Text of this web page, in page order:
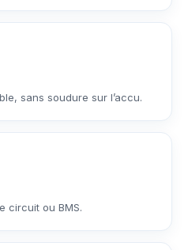
sans soudure sur l’accu.
circuit ou BMS.